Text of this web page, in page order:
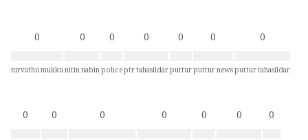
0
nirvathu mukku
0
nitin nabin
0
police
0
ptr tahasildar
0
puttur
0
puttur news
0
puttur tahasildar
0 0 0 0 0 0 0